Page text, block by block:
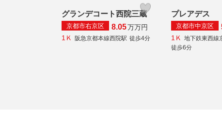
グランデコート西院三蔵
京都市右京区 8.05万万円
1Ｋ
阪急京都本線西院駅 徒歩4分
プレアデス
京都市中京区
1Ｋ
地下鉄東西線
徒歩6分